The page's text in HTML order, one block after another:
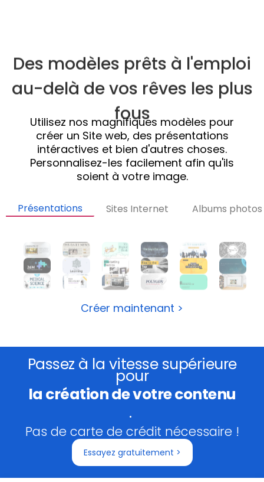
Des modèles prêts à l'emploi
au-delà de vos rêves les plus
fous
Utilisez nos magnifiques modèles pour
créer un Site web, des présentations
intéractives et bien d'autres choses.
Personnalisez-les facilement afin qu'ils
soient à votre image.
Présentations Sites Internet Albums photos
Créer maintenant >
Passez à la vitesse supérieure
pour
la création de votre contenu
.
Pas de carte de crédit nécessaire !
Essayez gratuitement >